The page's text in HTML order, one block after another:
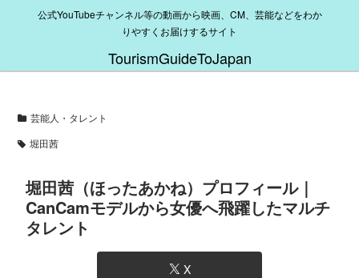
公式YouTubeチャンネル等の動画から映画、CM、芸能などをわか
りやすくお届けするサイト
TourismGuideToJapan
芸能人・タレント
堀田茜
堀田茜（ほったあかね）プロフィール｜
CanCamモデルから女優へ飛躍したマルチ
タレント
X